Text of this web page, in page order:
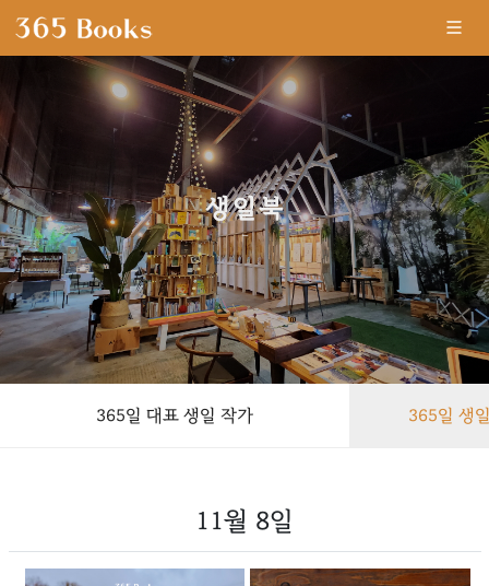
생일북
-
365일 대표 생일 작가 365일 생
11월 8일